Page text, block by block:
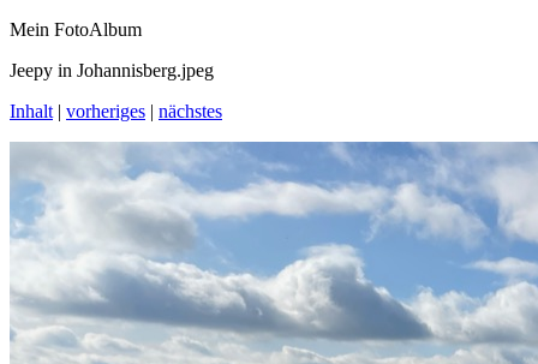
Mein FotoAlbum
Jeepy in Johannisberg.jpeg
Inhalt | vorheriges | nächstes